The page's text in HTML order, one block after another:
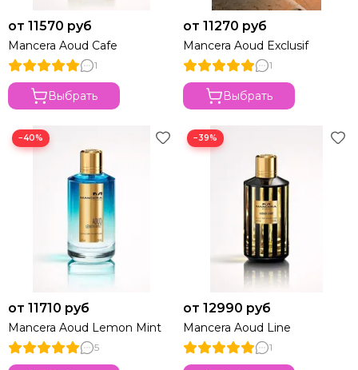
от 11570 руб
Mancera Aoud Cafe
1
Выбрать
от 11270 руб
Mancera Aoud Exclusif
1
Выбрать
−40%
от 11710 руб
Mancera Aoud Lemon Mint
5
−39%
от 12990 руб
Mancera Aoud Line
1